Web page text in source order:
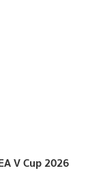
V Cup 2026